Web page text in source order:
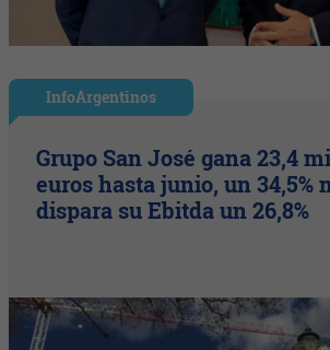
InfoArgentinos
Grupo San José gana 23,4
euros hasta junio, un 34,5%
dispara su Ebitda un 26,8%